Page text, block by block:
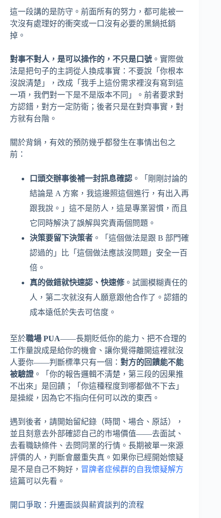
這一段講的是防守。前面所有的努力，都可能被一
次沒有處理好的衝突或一口沒有必要的黑鍋抵銷
掉。
對事不對人，是可以操作的，不只是口號 。實際做
法是把句子的主詞從人換成事實：不要說「你根本
沒說清楚」，改成「我手上這份需求裡沒有寫到這
一項，我們對一下是不是版本不同」。前者要求對
方認錯，對方一定防衛；後者只是在對齊事實，對
方就有台階。
關於背鍋，有效的預防幾乎都發生在事情出包之
前：
口頭交辦事後補一封訊息確認 。「剛剛討論的
結論是 A 方案，我這邊照這個進行，有出入再
跟我說。」這不是防人，這是專業習慣，而且
它同時解決了誤解與究責兩個問題。
決策要留下決策者 。「這個做法是跟 B 部門確
認過的」比「這個做法應該沒問題」安全一百
倍。
真的做錯就快速認、快速修。試圖模糊責任的
人，第二次就沒有人願意跟他合作了。認錯的
成本遠低於失去可信度。
至於職場 PUA——長期貶低你的能力、把不合理的
工作量說成是給你的機會、讓你覺得離開這裡就沒
人要你——判斷標準只有一個： 對方的回饋能不能
被驗證 。「你的報告邏輯不清楚，第三段的因果推
不出來」是回饋；「你這種程度到哪都做不下去」
是操縱，因為它不指向任何可以改的東西。
遇到後者，請開始留紀錄（時間、場合、原話），
並且刻意去外部確認自己的市場價值——去面試、
去看職缺條件、去問同業的行情。長期被單一來源
評價的人，判斷會嚴重失真。如果你已經開始懷疑
是不是自己不夠好， 冒牌者症候群的自我懷疑解方
這篇可以先看。
開口爭取：升遷面談與薪資談判的流程